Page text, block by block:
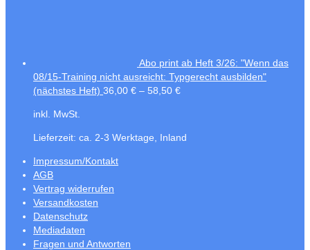
Abo print ab Heft 3/26: "Wenn das
08/15-Training nicht ausreicht: Typgerecht ausbilden"
(nächstes Heft) 36,00 € – 58,50 €
inkl. MwSt.
Lieferzeit: ca. 2-3 Werktage, Inland
Impressum/Kontakt
AGB
Vertrag widerrufen
Versandkosten
Datenschutz
Mediadaten
Fragen und Antworten